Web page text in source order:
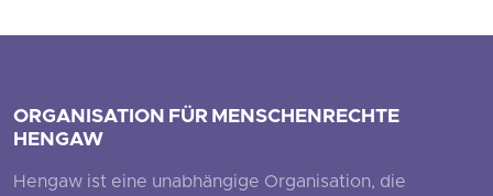
ORGANISATION FÜR MENSCHENRECHTE
HENGAW
Hengaw ist eine unabhängige Organisation, die